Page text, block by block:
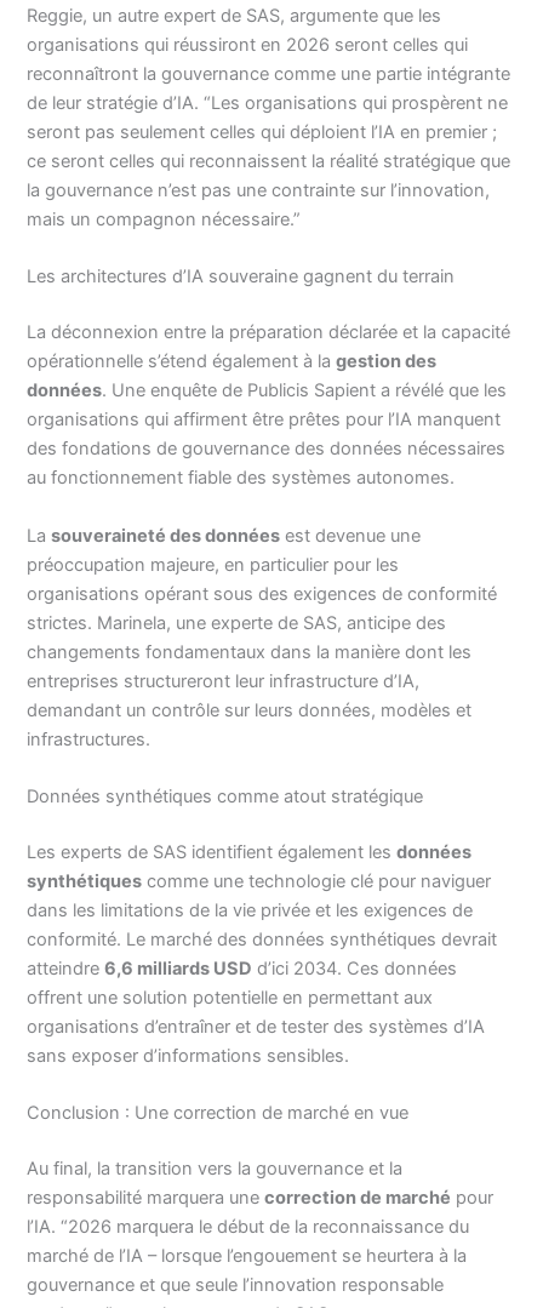
Reggie, un autre expert de SAS, argumente que les
organisations qui réussiront en 2026 seront celles qui
reconnaîtront la gouvernance comme une partie intégrante
de leur stratégie d’IA. “Les organisations qui prospèrent ne
seront pas seulement celles qui déploient l’IA en premier ;
ce seront celles qui reconnaissent la réalité stratégique que
la gouvernance n’est pas une contrainte sur l’innovation,
mais un compagnon nécessaire.”
Les architectures d’IA souveraine gagnent du terrain
La déconnexion entre la préparation déclarée et la capacité
opérationnelle s’étend également à lagestion des
données. Une enquête de Publicis Sapient a révélé que les
organisations qui affirment être prêtes pour l’IA manquent
des fondations de gouvernance des données nécessaires
au fonctionnement fiable des systèmes autonomes.
Lasouveraineté des données est devenue une
préoccupation majeure, en particulier pour les
organisations opérant sous des exigences de conformité
strictes. Marinela, une experte de SAS, anticipe des
changements fondamentaux dans la manière dont les
entreprises structureront leur infrastructure d’IA,
demandant un contrôle sur leurs données, modèles et
infrastructures.
Données synthétiques comme atout stratégique
Les experts de SAS identifient également lesdonnées
synthétiques comme une technologie clé pour naviguer
dans les limitations de la vie privée et les exigences de
conformité. Le marché des données synthétiques devrait
atteindre6,6 milliards USD d’ici 2034. Ces données
offrent une solution potentielle en permettant aux
organisations d’entraîner et de tester des systèmes d’IA
sans exposer d’informations sensibles.
Conclusion : Une correction de marché en vue
Au final, la transition vers la gouvernance et la
responsabilité marquera unecorrection de marché pour
l’IA. “2026 marquera le début de la reconnaissance du
marché de l’IA – lorsque l’engouement se heurtera à la
gouvernance et que seule l’innovation responsable